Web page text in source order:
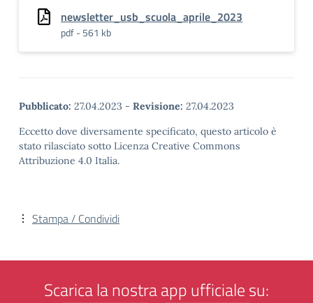
newsletter_usb_scuola_aprile_2023
pdf - 561 kb
Pubblicato: 27.04.2023 - Revisione: 27.04.2023
Eccetto dove diversamente specificato, questo articolo è
stato rilasciato sotto Licenza Creative Commons
Attribuzione 4.0 Italia.
Stampa / Condividi
Scarica la nostra app ufficiale su: